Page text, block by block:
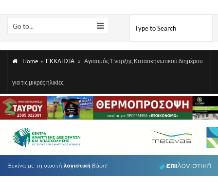
Go to...
Home » ΕΚΚΛΗΣΙΑ » Αγιασμός Έναρξης Κατασκηνωτικού διημέρου
για τις μικρές ηλικίες